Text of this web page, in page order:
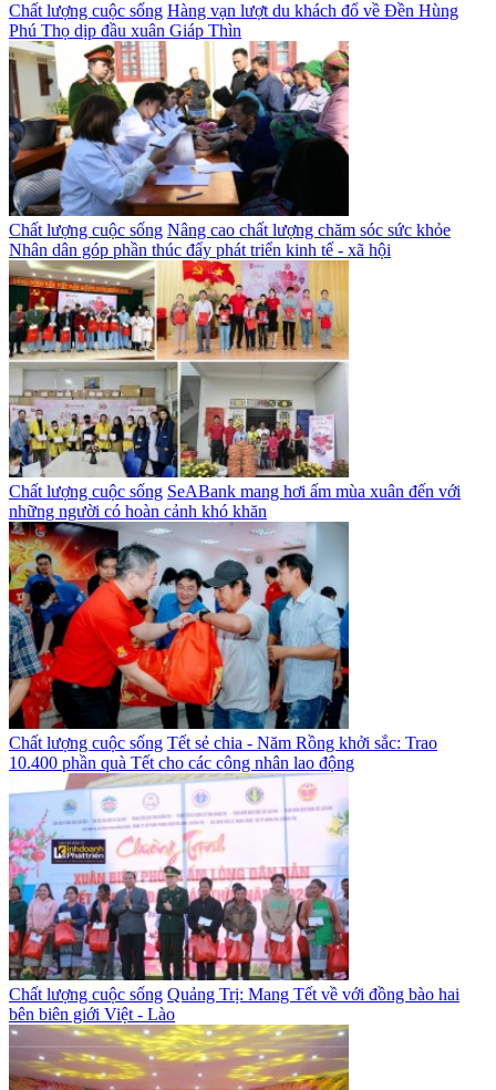
Chất lượng cuộc sống Hàng vạn lượt du khách đổ về Đền Hùng
Phú Thọ dịp đầu xuân Giáp Thìn
Chất lượng cuộc sống Nâng cao chất lượng chăm sóc sức khỏe
Nhân dân góp phần thúc đẩy phát triển kinh tế - xã hội
Chất lượng cuộc sống SeABank mang hơi ấm mùa xuân đến với
những người có hoàn cảnh khó khăn
Chất lượng cuộc sống Tết sẻ chia - Năm Rồng khởi sắc: Trao
10.400 phần quà Tết cho các công nhân lao động
Chất lượng cuộc sống Quảng Trị: Mang Tết về với đồng bào hai
bên biên giới Việt - Lào